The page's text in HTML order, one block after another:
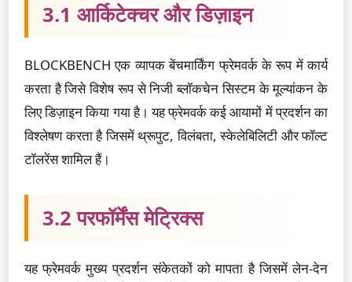
3.1 आर्किटेक्चर और डिज़ाइन
BLOCKBENCH एक व्यापक बेंचमार्किंग फ्रेमवर्क के रूप में कार्य
करता है जिसे विशेष रूप से निजी ब्लॉकचेन सिस्टम के मूल्यांकन के
लिए डिज़ाइन किया गया है। यह फ्रेमवर्क कई आयामों में प्रदर्शन का
विश्लेषण करता है जिसमें थ्रूपुट, विलंबता, स्केलेबिलिटी और फॉल्ट
टॉलरेंस शामिल हैं।
3.2 परफॉर्मेंस मेट्रिक्स
यह फ्रेमवर्क मुख्य प्रदर्शन संकेतकों को मापता है जिसमें लेन-देन